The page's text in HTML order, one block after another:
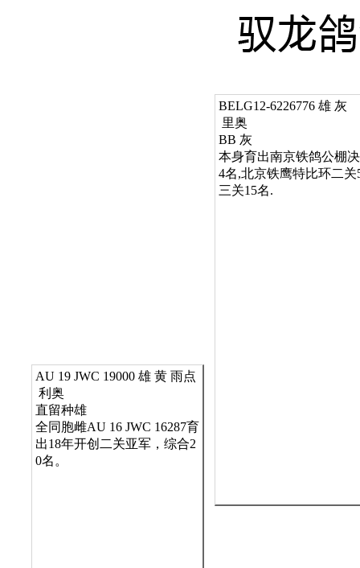
AU 19 JWC 19000 雄 黄 雨点
直留种雄
全同胞雌AU 16 JWC 16287育
出18年开创二关亚军，综合2
0名。
BELG12-6226776 雄 灰
BB 灰
本身育出南京铁鸽公棚
4名,北京铁鹰特比环二关
三关15名.